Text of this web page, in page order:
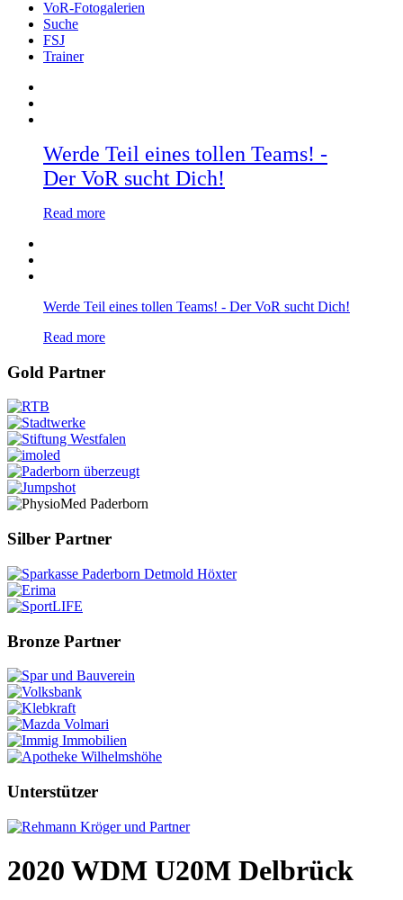
VoR-Fotogalerien
Suche
FSJ
Trainer
Werde Teil eines tollen Teams! -
Der VoR sucht Dich!
Read more
Werde Teil eines tollen Teams! - Der VoR sucht Dich!
Read more
Gold Partner
Silber Partner
Bronze Partner
Unterstützer
2020 WDM U20M Delbrück